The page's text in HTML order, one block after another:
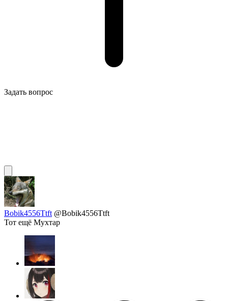
Задать вопрос
Bobik4556Ttft @Bobik4556Ttft
Тот ещё Мухтар